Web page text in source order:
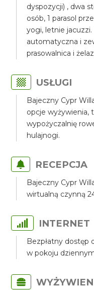
dyspozycji) , dwa
osób, 1 parasol
yogi, letnie
automatyczna i
prasowalnica i
USŁUGI
Bajeczny Cypr
opcje wyżywienia,
wypożyczalnię
hulajnogi.
RECEPCJA
Bajeczny Cypr
wirtualną czynną
INTERNET
Bezpłatny dostęp
w pokoju